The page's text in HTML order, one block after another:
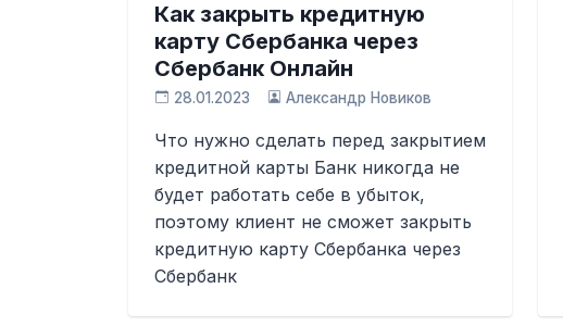
Как закрыть кредитную
карту Сбербанка через
Сбербанк Онлайн
28.01.2023 Александр Новиков
Что нужно сделать перед закрытием
кредитной карты Банк никогда не
будет работать себе в убыток,
поэтому клиент не сможет закрыть
кредитную карту Сбербанка через
Сбербанк